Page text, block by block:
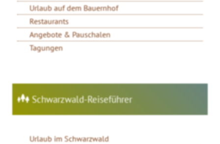
Urlaub auf dem Bauernhof
Restaurants
Angebote & Pauschalen
Tagungen
Schwarzwald-Reiseführer
Urlaub im Schwarzwald